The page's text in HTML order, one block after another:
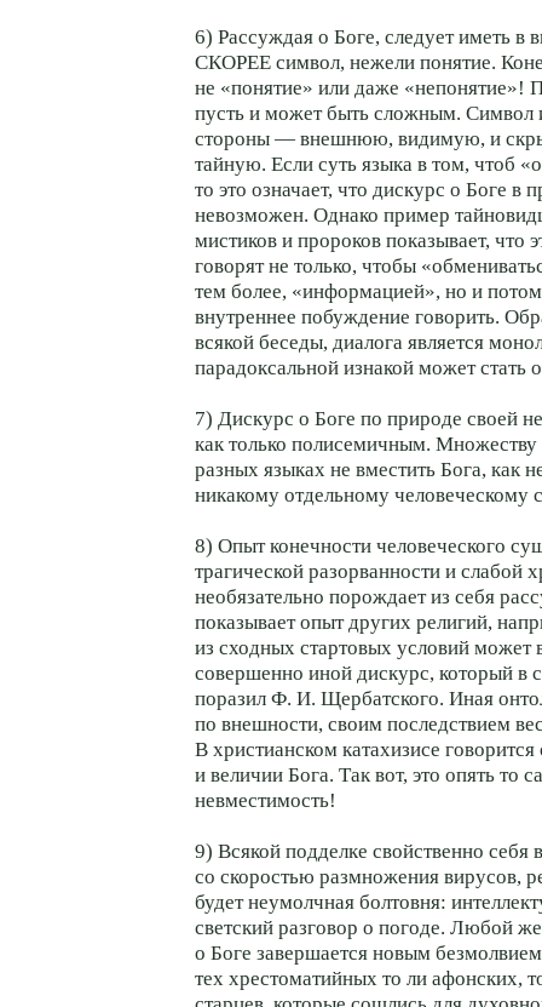
6) Рассуждая о Боге, следует иметь в
СКОРЕЕ символ, нежели понятие.
не «понятие» или даже «непонятие»!
пусть и может быть сложным. Символ
стороны — внешнюю, видимую, и
тайную. Если суть языка в том, чтоб
то это означает, что дискурс о Боге в
невозможен. Однако пример
мистиков и пророков показывает, что
говорят не только, чтобы
тем более, «информацией», но и
внутреннее побуждение говорить.
всякой беседы, диалога является
парадоксальной изнакой может стать
7) Дискурс о Боге по природе своей
как только полисемичным.
разных языках не вместить Бога, как
никакому отдельному человеческому
8) Опыт конечности человеческого
трагической разорванности и слабой
необязательно порождает из себя
показывает опыт других религий,
из сходных стартовых условий может
совершенно иной дискурс, который в
поразил Ф. И. Щербатского. Иная
по внешности, своим последствием
В христианском катахизисе
и величии Бога. Так вот, это опять то
невместимость!
9) Всякой подделке свойственно себя
со скоростью размножения вирусов,
будет неумолчная болтовня:
светский разговор о погоде. Любой
о Боге завершается новым
тех хрестоматийных то ли афонских,